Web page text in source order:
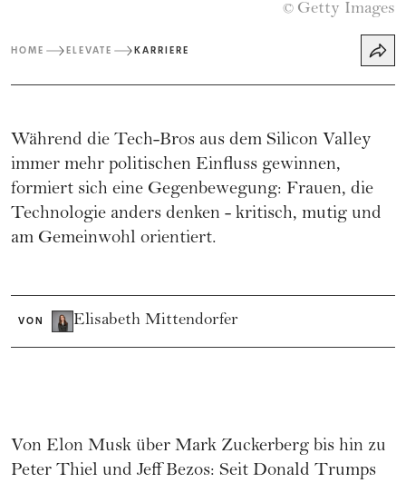
© Getty Images
HOME ELEVATE KARRIERE
Während die Tech-Bros aus dem Silicon Valley
immer mehr politischen Einfluss gewinnen,
formiert sich eine Gegenbewegung: Frauen, die
Technologie anders denken - kritisch, mutig und
am Gemeinwohl orientiert.
VON Elisabeth Mittendorfer
Von Elon Musk über Mark Zuckerberg bis hin zu
Peter Thiel und Jeff Bezos: Seit Donald Trumps